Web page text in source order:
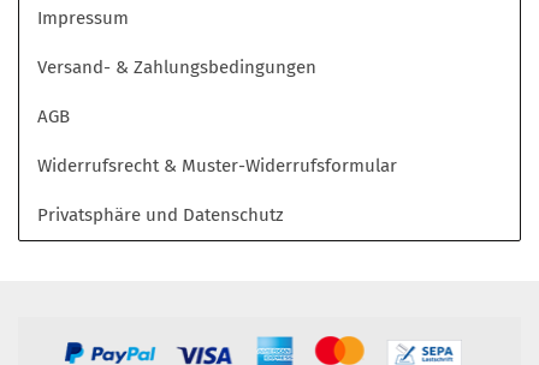
Impressum
Versand- & Zahlungsbedingungen
AGB
Widerrufsrecht & Muster-Widerrufsformular
Privatsphäre und Datenschutz